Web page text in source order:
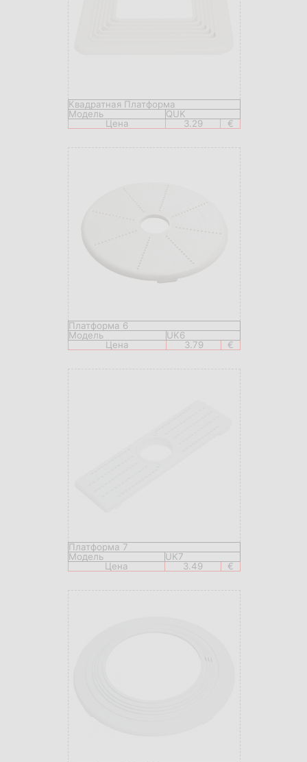
Квадратная Платформа
Модель
QUK
Цена
3.29 €
Платформа 6
Модель
UK6
Цена
3.79 €
Платформа 7
Модель
UK7
Цена
3.49 €